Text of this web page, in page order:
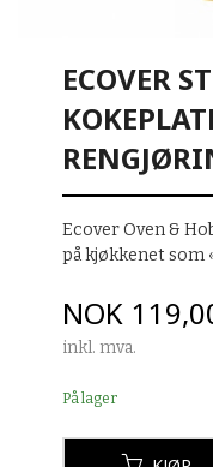
ECOVER
Ecover Oven &
på kjøkkenet som
Pris
NOK
inkl. mva.
På lager